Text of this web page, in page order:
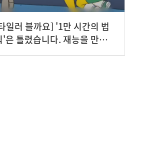
일러 블까요] '1만 시간의 법
'은 틀렸습니다. 재능을 만드
진짜 조건